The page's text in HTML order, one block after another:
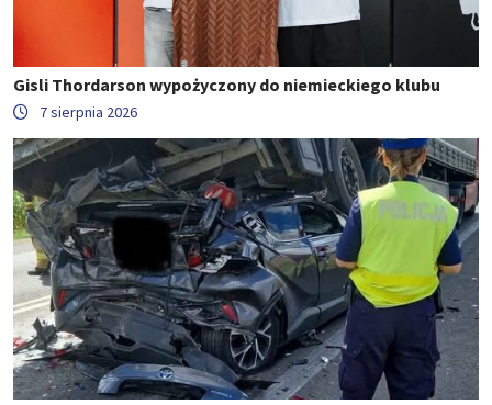
Gisli Thordarson wypożyczony do niemieckiego klubu
7 sierpnia 2026